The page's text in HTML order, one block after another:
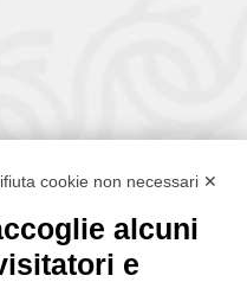
cookie non necessari ✕
alcuni
e